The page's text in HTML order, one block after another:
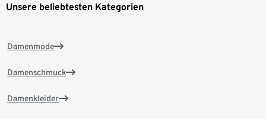
Unsere beliebtesten Kategorien
Damenmode
Damenschmuck
Damenkleider